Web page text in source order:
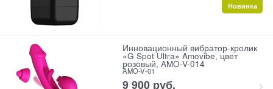
Новинка
Инновационный вибратор-кролик
«G Spot Ultra» Amovibe, цвет
розовый, AMO-V-014
AMO-V-01
9 900 руб.